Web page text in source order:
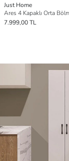
Just Home
7.999,00 TL